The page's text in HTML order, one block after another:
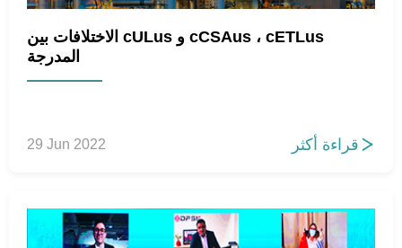
الاختلافات بين cULus و cCSAus ، cETLus
المدرجة
29 Jun 2022 قراءة أكثر 